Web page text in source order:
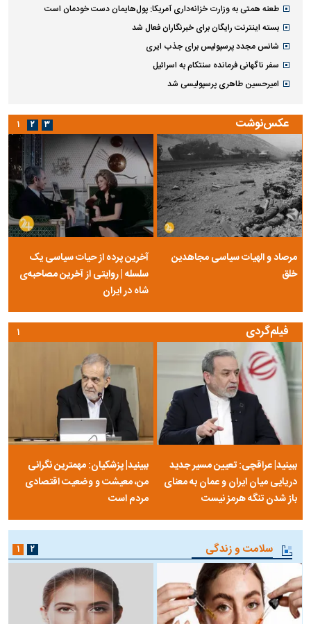
طعنه همتی به وزارت خزانه‌داری آمریکا: پول‌هایمان دست خودمان است
بسته اینترنت رایگان برای خبرنگاران فعال شد
شانس مجدد پرسپولیس برای جذب ایری
سفر ناگهانی فرمانده سنتکام به اسرائیل
امیرحسین طاهری پرسپولیسی شد
عکس‌نوشت
مرصاد و الهیات سیاسی مجاهدین
خلق
آخرین پرده از حیات سیاسی یک
سلسله | روایتی از آخرین مصاحبه‌ی
شاه در ایران
۱ ۲ ۳
فیلم‌گردی
ببینید| عراقچی: تعیین مسیر جدید
دریایی میان ایران و عمان به معنای
باز شدن تنگه هرمز نیست
ببینید| پزشکیان: مهمترین نگرانی
من، معیشت و وضعیت اقتصادی
مردم است
۱
سلامت و زندگی ۱ ۲